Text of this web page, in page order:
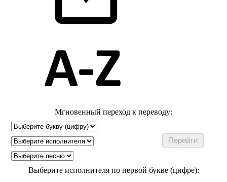
Мгновенный переход к переводу:
Выберите исполнителя по первой букве (цифре):